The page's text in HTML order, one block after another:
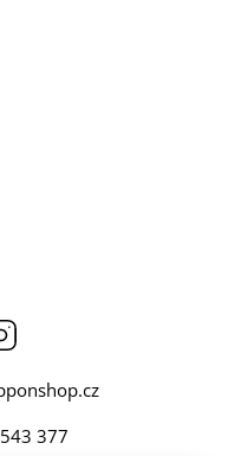
377